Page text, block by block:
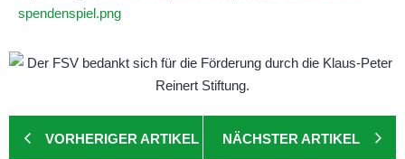
spendenspiel.png
VORHERIGER ARTIKEL NÄCHSTER ARTIKEL